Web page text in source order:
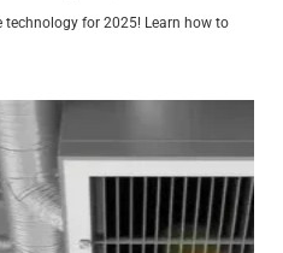
technology for 2025! Learn how to